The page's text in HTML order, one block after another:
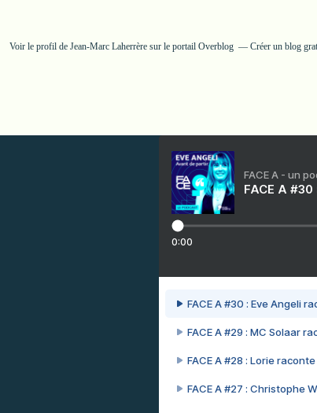
Voir le profil de Jean-Marc Laherrèresur le portail Overblog Créer un blog
FACE A - un
FACE A
0:00
FACE A #30 : Eve Angeli
FACE A #29 : MC Solaar
FACE A #28 : Lorie
FACE A #27 : Christophe